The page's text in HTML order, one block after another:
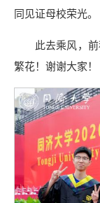
同见证母校荣光。
此去乘风，
繁花！谢谢大家！